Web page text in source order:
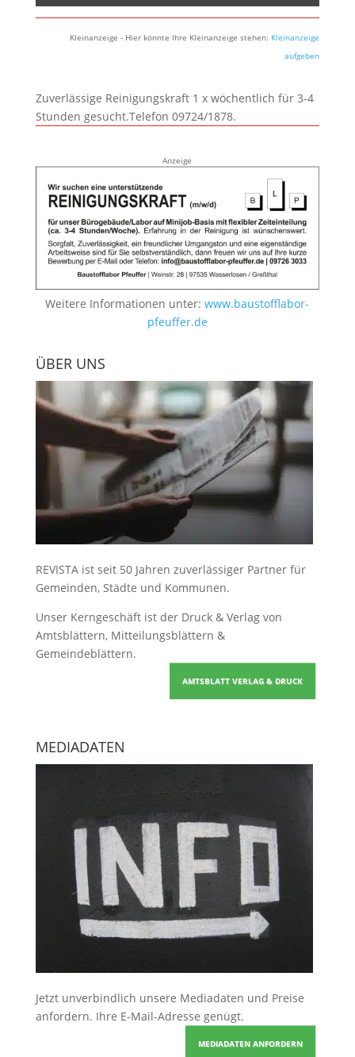
Kleinanzeige - Hier könnte Ihre Kleinanzeige stehen: Kleinanzeige
aufgeben
Zuverlässige Reinigungskraft 1 x wöchentlich für 3-4
Stunden gesucht.Telefon 09724/1878.
Anzeige
Weitere Informationen unter:www.baustofflabor-
pfeuffer.de
ÜBER UNS
REVISTA ist seit 50 Jahren zuverlässiger Partner für
Gemeinden, Städte und Kommunen.
Unser Kerngeschäft ist der Druck & Verlag von
Amtsblättern, Mitteilungsblättern &
Gemeindeblättern.
AMTSBLATT VERLAG & DRUCK
MEDIADATEN
Jetzt unverbindlich unsere Mediadaten und Preise
anfordern. Ihre E-Mail-Adresse genügt.
MEDIADATEN ANFORDERN